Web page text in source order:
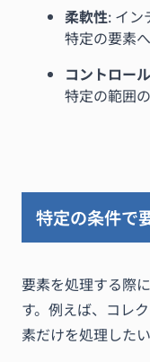
柔軟性: イン
特定の要素
コントロール
特定の範囲
特定の条件で
要素を処理する際
す。例えば、コレ
素だけを処理したい